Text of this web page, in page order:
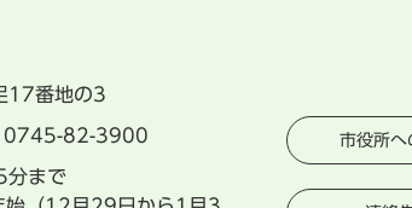
17番地の3
0745-82-3900
分まで
市役所へ